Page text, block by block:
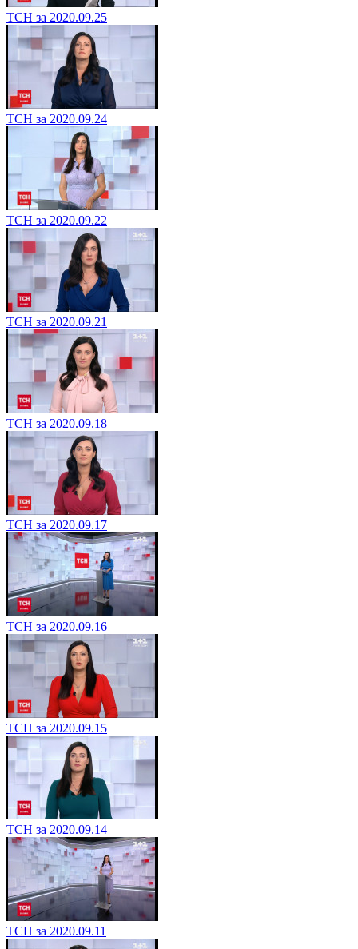
ТСН за 2020.09.25
ТСН за 2020.09.24
ТСН за 2020.09.22
ТСН за 2020.09.21
ТСН за 2020.09.18
ТСН за 2020.09.17
ТСН за 2020.09.16
ТСН за 2020.09.15
ТСН за 2020.09.14
ТСН за 2020.09.11